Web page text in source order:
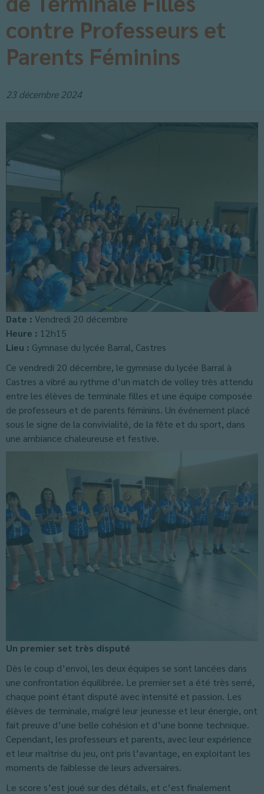
contre Professeurs et
Parents Féminins
23 décembre 2024
Date : Vendredi 20 décembre
Heure : 12h15
Lieu : Gymnase du lycée Barral, Castres
Ce vendredi 20 décembre, le gymnase du lycée Barral à
Castres a vibré au rythme d’un match de volley très attendu
entre les élèves de terminale filles et une équipe composée
de professeurs et de parents féminins. Un événement placé
sous le signe de la convivialité, de la fête et du sport, dans
une ambiance chaleureuse et festive.
Un premier set très disputé
Dès le coup d’envoi, les deux équipes se sont lancées dans
une confrontation équilibrée. Le premier set a été très serré,
chaque point étant disputé avec intensité et passion. Les
élèves de terminale, malgré leur jeunesse et leur énergie, ont
fait preuve d’une belle cohésion et d’une bonne technique.
Cependant, les professeurs et parents, avec leur expérience
et leur maîtrise du jeu, ont pris l’avantage, en exploitant les
moments de faiblesse de leurs adversaires.
Le score s’est joué sur des détails, et c’est finalement